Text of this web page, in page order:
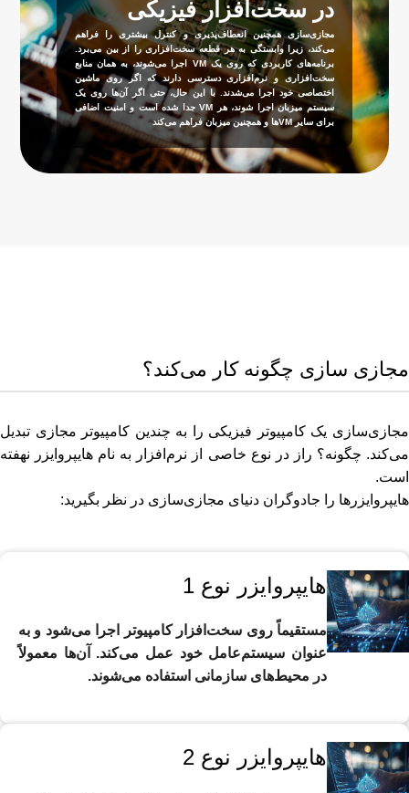
در سخت‌افزار فیزیکی
مجازی‌سازی همچنین انعطاف‌پذیری و کنترل بیشتری را فراهم
می‌کند، زیرا وابستگی به هر قطعه سخت‌افزاری را از بین می‌برد.
برنامه‌های کاربردی که روی یک VM اجرا می‌شوند، به همان منابع
سخت‌افزاری و نرم‌افزاری دسترسی دارند که اگر روی ماشین
اختصاصی خود اجرا می‌شدند. با این حال، حتی اگر آن‌ها روی یک
سیستم میزبان اجرا شوند، هر VM جدا شده است و امنیت اضافی
برای سایر VMها و همچنین میزبان فراهم می‌کند
مجازی سازی چگونه کار می‌کند؟
مجازی‌سازی یک کامپیوتر فیزیکی را به چندین کامپیوتر مجازی تبدیل
می‌کند. چگونه؟ راز در نوع خاصی از نرم‌افزار به نام هایپروایزر نهفته
است.
هایپروایزرها را جادوگران دنیای مجازی‌سازی در نظر بگیرید:
هایپروایزر نوع 1
مستقیماً روی سخت‌افزار کامپیوتر اجرا می‌شود و به
عنوان سیستم‌عامل خود عمل می‌کند. آن‌ها معمولاً
در محیط‌های سازمانی استفاده می‌شوند.
هایپروایزر نوع 2